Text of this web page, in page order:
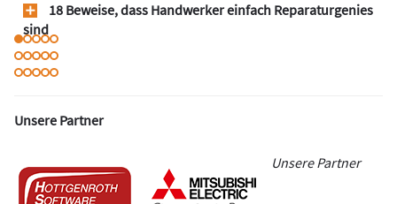
18 Beweise, dass Handwerker einfach Reparaturgenies
sind
Unsere Partner
Unsere Partner